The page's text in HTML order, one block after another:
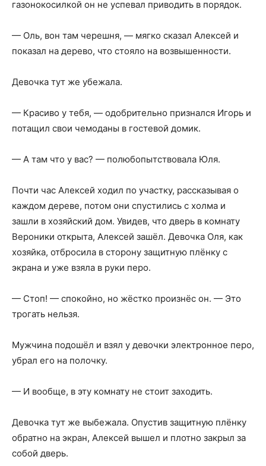
газонокосилкой он не успевал приводить в порядок.
— Оль, вон там черешня, — мягко сказал Алексей и
показал на дерево, что стояло на возвышенности.
Девочка тут же убежала.
— Красиво у тебя, — одобрительно признался Игорь и
потащил свои чемоданы в гостевой домик.
— А там что у вас? — полюбопытствовала Юля.
Почти час Алексей ходил по участку, рассказывая о
каждом дереве, потом они спустились с холма и
зашли в хозяйский дом. Увидев, что дверь в комнату
Вероники открыта, Алексей зашёл. Девочка Оля, как
хозяйка, отбросила в сторону защитную плёнку с
экрана и уже взяла в руки перо.
— Стоп! — спокойно, но жёстко произнёс он. — Это
трогать нельзя.
Мужчина подошёл и взял у девочки электронное перо,
убрал его на полочку.
— И вообще, в эту комнату не стоит заходить.
Девочка тут же выбежала. Опустив защитную плёнку
обратно на экран, Алексей вышел и плотно закрыл за
собой дверь.